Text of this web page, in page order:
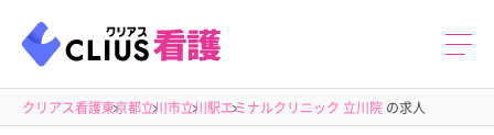
クリアス看護東京都立川市立川駅エミナルクリニック 立川院 の求人